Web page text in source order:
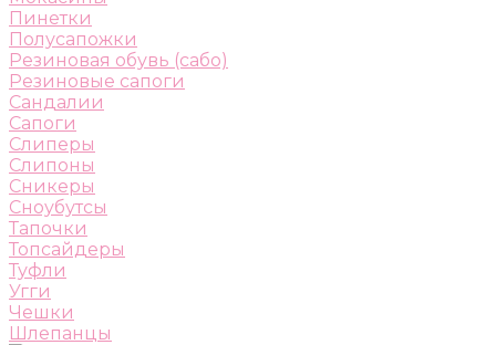
Пинетки
Полусапожки
Резиновая обувь (сабо)
Резиновые сапоги
Сандалии
Сапоги
Слиперы
Слипоны
Сникеры
Сноубутсы
Тапочки
Топсайдеры
Туфли
Угги
Чешки
Шлепанцы